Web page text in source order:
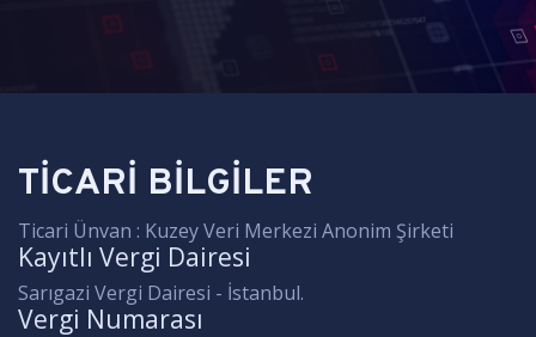
TİCARİ BİLGİLER
Ticari Ünvan : Kuzey Veri Merkezi Anonim Şirketi
Kayıtlı Vergi Dairesi
Sarıgazi Vergi Dairesi - İstanbul.
Vergi Numarası